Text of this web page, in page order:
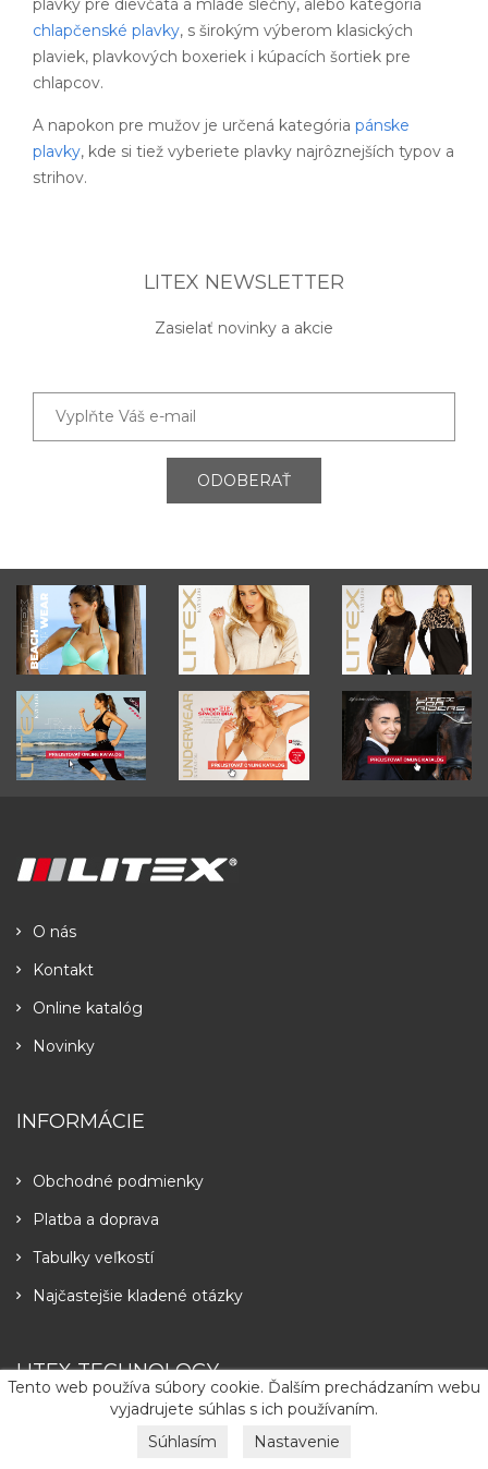
plavky pre dievčatá a mladé slečny, alebo kategória
chlapčenské plavky, s širokým výberom klasických
plaviek, plavkových boxeriek i kúpacích šortiek pre
chlapcov.
A napokon pre mužov je určená kategória pánske
plavky, kde si tiež vyberiete plavky najrôznejších typov a
strihov.
LITEX NEWSLETTER
Zasielať novinky a akcie
ODOBERAŤ
Tento web používa súbory cookie. Ďalším prechádzaním webu
vyjadrujete súhlas s ich používaním.
Súhlasím
Nastavenie
O nás
Kontakt
Online katalóg
Novinky
INFORMÁCIE
Obchodné podmienky
Platba a doprava
Tabulky veľkostí
Najčastejšie kladené otázky
LITEX TECHNOLOGY